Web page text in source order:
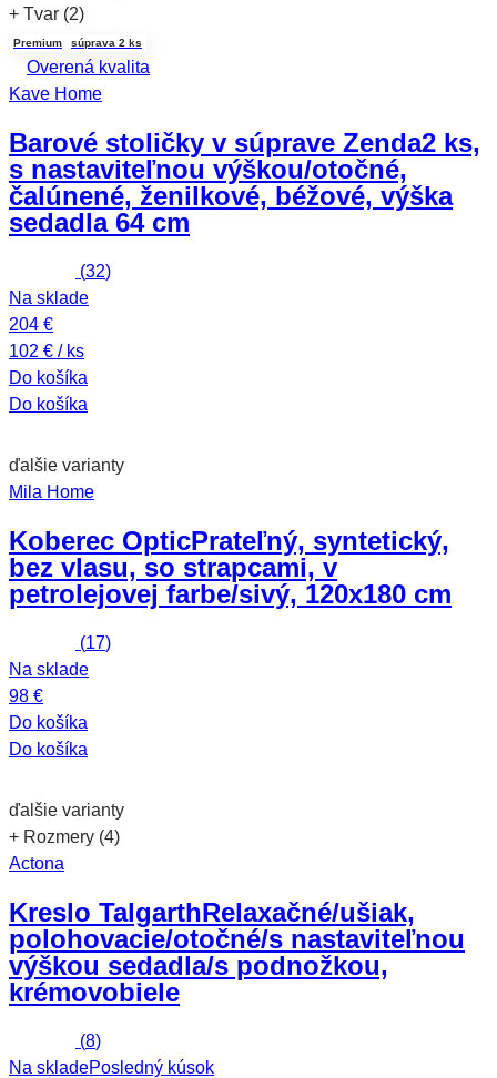
+ Tvar (2)
Premium súprava 2 ks
Overená kvalita
Kave Home
Barové stoličky v súprave Zenda2 ks,
s nastaviteľnou výškou/otočné,
čalúnené, ženilkové, béžové, výška
sedadla 64 cm
(32)
Na sklade
204 €
102 € / ks
Do košíka
Do košíka
ďalšie varianty
Mila Home
Koberec OpticPrateľný, syntetický,
bez vlasu, so strapcami, v
petrolejovej farbe/sivý, 120x180 cm
(17)
Na sklade
98 €
Do košíka
Do košíka
ďalšie varianty
+ Rozmery (4)
Actona
Kreslo TalgarthRelaxačné/ušiak,
polohovacie/otočné/s nastaviteľnou
výškou sedadla/s podnožkou,
krémovobiele
(8)
Na skladePosledný kúsok